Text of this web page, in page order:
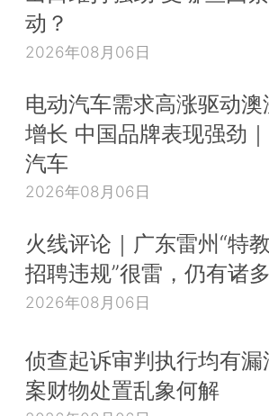
动？
2026年08月06日
电动汽车需求高涨驱动澳
增长 中国品牌表现强劲｜
汽车
2026年08月06日
火线评论｜广东雷州“特
招聘违规”很雷，仍有诸
2026年08月06日
侦查起诉审判执行均有漏
案财物处置乱象何解